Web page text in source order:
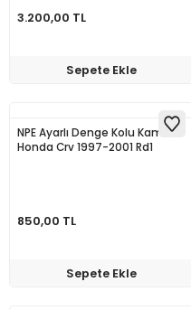
3.200,00 TL
Sepete Ekle
NPE Ayarlı Denge Kolu Kamber
Honda Crv 1997-2001 Rd1
850,00 TL
Sepete Ekle